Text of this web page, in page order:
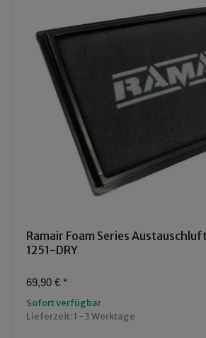
Ramair Foam Series
1251-DRY
69,90 € *
Sofort verfügbar
Lieferzeit:1 - 3 Werktage